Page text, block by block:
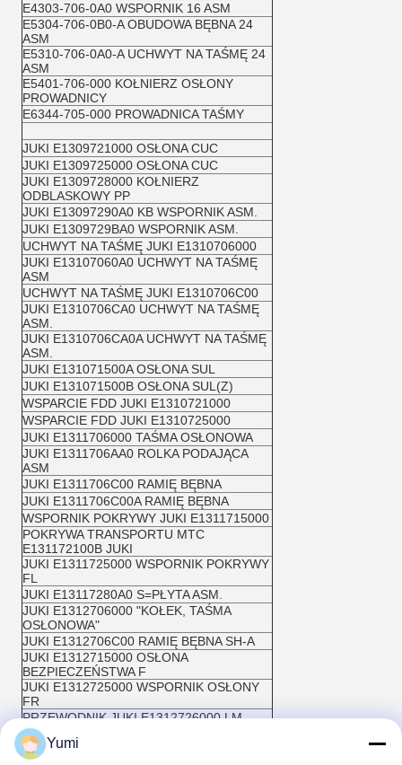
E4303-706-0A0 WSPORNIK 16 ASM
E5304-706-0B0-A OBUDOWA BĘBNA 24
ASM
E5310-706-0A0-A UCHWYT NA TAŚMĘ 24
ASM
E5401-706-000 KOŁNIERZ OSŁONY
PROWADNICY
E6344-705-000 PROWADNICA TAŚMY
JUKI E1309721000 OSŁONA CUC
JUKI E1309725000 OSŁONA CUC
JUKI E1309728000 KOŁNIERZ
ODBLASKOWY PP
JUKI E13097290A0 KB WSPORNIK ASM.
JUKI E1309729BA0 WSPORNIK ASM.
UCHWYT NA TAŚMĘ JUKI E1310706000
JUKI E13107060A0 UCHWYT NA TAŚMĘ
ASM
UCHWYT NA TAŚMĘ JUKI E1310706C00
JUKI E1310706CA0 UCHWYT NA TAŚMĘ
ASM.
JUKI E1310706CA0A UCHWYT NA TAŚMĘ
ASM.
JUKI E131071500A OSŁONA SUL
JUKI E131071500B OSŁONA SUL(Z)
WSPARCIE FDD JUKI E1310721000
WSPARCIE FDD JUKI E1310725000
JUKI E1311706000 TAŚMA OSŁONOWA
JUKI E1311706AA0 ROLKA PODAJĄCA
ASM
JUKI E1311706C00 RAMIĘ BĘBNA
JUKI E1311706C00A RAMIĘ BĘBNA
WSPORNIK POKRYWY JUKI E1311715000
POKRYWA TRANSPORTU MTC
E131172100B JUKI
JUKI E1311725000 WSPORNIK POKRYWY
FL
JUKI E13117280A0 S=PŁYTA ASM.
JUKI E1312706000 "KOŁEK, TAŚMA
OSŁONOWA"
JUKI E1312706C00 RAMIĘ BĘBNA SH-A
JUKI E1312715000 OSŁONA
BEZPIECZEŃSTWA F
JUKI E1312725000 WSPORNIK OSŁONY
FR
PRZEWODNIK JUKI E1312726000 LM
JUKI E1312727000 OSŁONA
BEZPIECZEŃSTWA FA
Yumi